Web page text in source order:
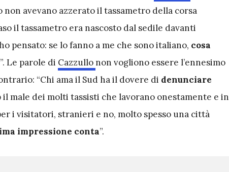
avevano azzerato il tassametro della corsa
il tassametro era nascosto dal sedile davanti
pensato: se lo fanno a me che sono italiano, cosa
Le parole di Cazzullonon vogliono essere l’ennesimo
“Chi ama il Sud ha il dovere di denunciare
il male dei molti tassisti che lavorano onestamente e in
i visitatori, stranieri e no, molto spesso una città
impressione conta”.